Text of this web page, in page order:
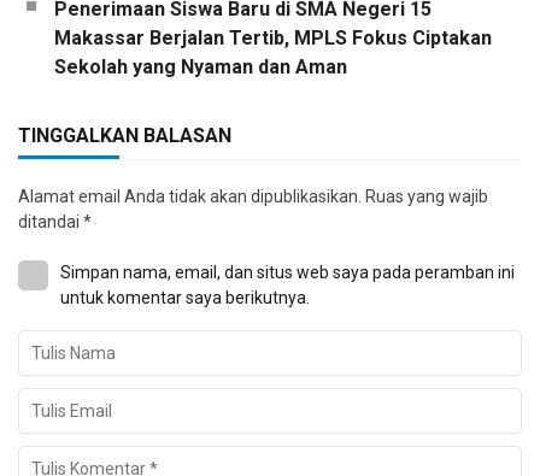
Penerimaan Siswa Baru di SMA Negeri 15
Makassar Berjalan Tertib, MPLS Fokus Ciptakan
Sekolah yang Nyaman dan Aman
TINGGALKAN BALASAN
Alamat email Anda tidak akan dipublikasikan. Ruas yang wajib
ditandai *
Simpan nama, email, dan situs web saya pada peramban ini
untuk komentar saya berikutnya.